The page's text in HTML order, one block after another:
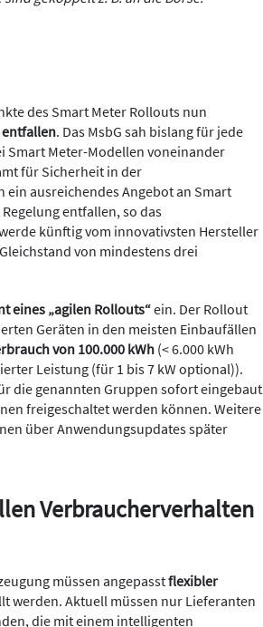
des Smart Meter Rollouts nun
entfallen. Das MsbG sah bislang für jede
Smart Meter-Modellen voneinander
für Sicherheit in der
ein ausreichendes Angebot an Smart
entfallen, so das
künftig vom innovativsten Hersteller
von mindestens drei
eines „agilen Rollouts“ein. Der Rollout
Geräten in den meisten Einbaufällen
von 100.000 kWh(< 6.000 kWh
Leistung (für 1 bis 7 kW optional)).
die genannten Gruppen sofort eingebaut
freigeschaltet werden können. Weitere
über Anwendungsupdates später
Verbraucherverhalten
müssen angepasstflexibler
werden. Aktuell müssen nur Lieferanten
die mit einem intelligenten